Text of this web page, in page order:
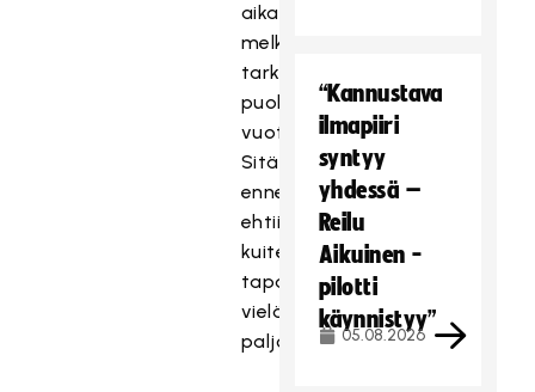
aikaa
melko
tarkkaan
puolitoista
vuotta.
Sitä
ennen
ehtii
kuitenkin
tapahtua
vielä
paljon.
“Kannustava
ilmapiiri
syntyy
yhdessä –
Reilu
Aikuinen -
pilotti
käynnistyy”
05.08.2026